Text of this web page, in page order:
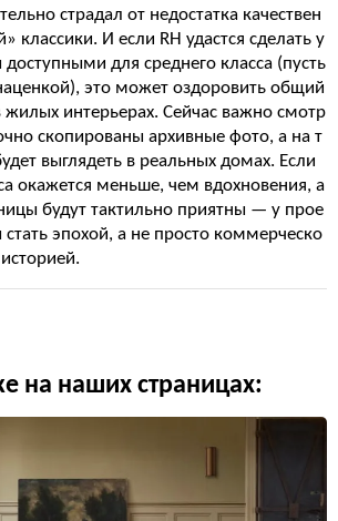
страдал от недостатка качествен
классики. И если RH удастся сделать у
для среднего класса (пусть
это может оздоровить общий
жилых интерьерах. Сейчас важно смотр
скопированы архивные фото, а на т
выглядеть в реальных домах. Если
окажется меньше, чем вдохновения, а
будут тактильно приятны — у прое
стать эпохой, а не просто коммерческо
на наших страницах: